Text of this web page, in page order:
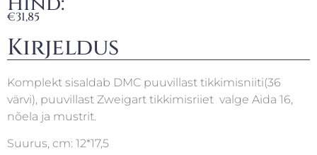
€31,85
Kirjeldus
Komplekt sisaldab DMC puuvillast tikkimisniiti(36
värvi), puuvillast Zweigart tikkimisriiet valge Aida 16,
nõela ja mustrit.
Suurus, cm: 12*17,5